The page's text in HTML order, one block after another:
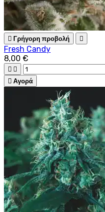
 Γρήγορη προβολή 
Fresh Candy
8,00 €
 
 Αγορά